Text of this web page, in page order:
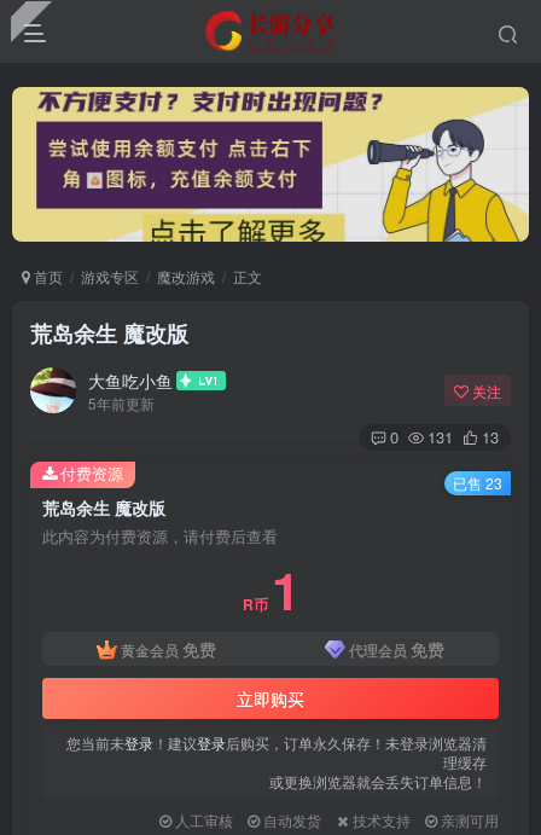
首页 游戏专区 魔改游戏 正文
荒岛余生 魔改版
大鱼吃小鱼
5年前更新
关注
0 131 13
荒岛余生 魔改版
此内容为付费资源，请付费后查看
R币 1
黄金会员 免费 代理会员 免费
立即购买
您当前未登录 ！建议登录后购买，订单永久保存！未登录浏览器清
理缓存
或更换浏览器就会丢失订单信息！
人工审核
自动发货 技术支持 亲测可用
付费资源 已售 23